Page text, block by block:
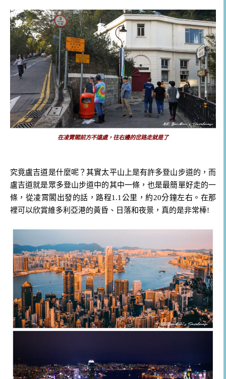
在凌霄閣前方不遠處，往右邊的岔路走就是了
究竟盧吉道是什麼呢？其實太平山上是有許多登山步道的，而
盧吉道就是眾多登山步道中的其中一條，也是最簡單好走的一
條，從凌霄閣出發的話，路程1.1公里，約20分鐘左右。在那
裡可以欣賞維多利亞港的黃昏、日落和夜景，真的是非常棒!